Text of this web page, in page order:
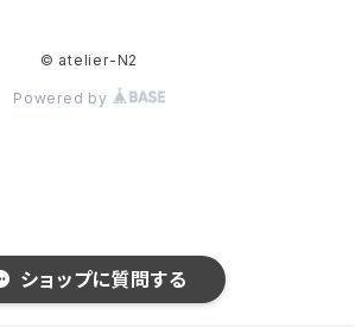
ショップに質問する
© atelier-N2
Powered by